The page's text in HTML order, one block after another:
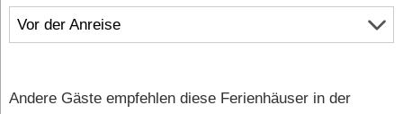
Vor der Anreise
Andere Gäste empfehlen diese Ferienhäuser in der